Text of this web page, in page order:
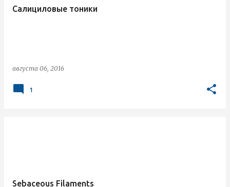
Салициловые тоники
августа 06, 2016
1
Sebaceous Filaments